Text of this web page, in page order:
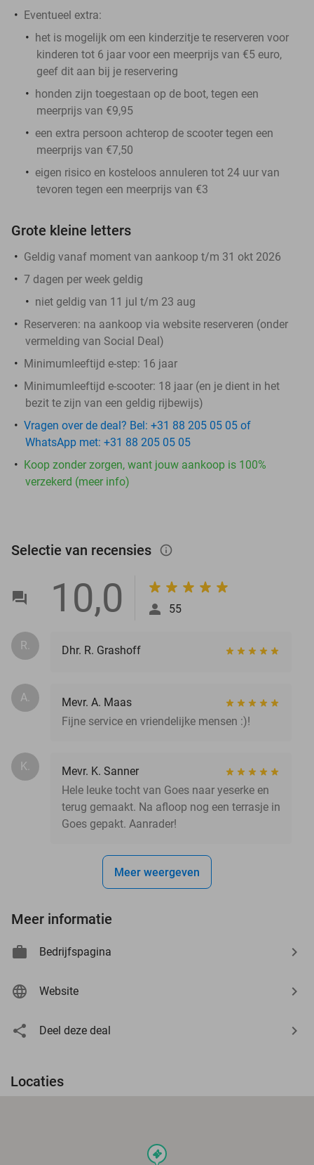
Eventueel extra:
het is mogelijk om een kinderzitje te reserveren voor
kinderen tot 6 jaar voor een meerprijs van €5 euro,
geef dit aan bij je reservering
honden zijn toegestaan op de boot, tegen een
meerprijs van €9,95
een extra persoon achterop de scooter tegen een
meerprijs van €7,50
eigen risico en kosteloos annuleren tot 24 uur van
tevoren tegen een meerprijs van €3
Grote kleine letters
Geldig vanaf moment van aankoop t/m 31 okt 2026
7 dagen per week geldig
niet geldig van 11 jul t/m 23 aug
Reserveren: na aankoop via website reserveren (onder
vermelding van Social Deal)
Minimumleeftijd e-step: 16 jaar
Minimumleeftijd e-scooter: 18 jaar (en je dient in het
bezit te zijn van een geldig rijbewijs)
Vragen over de deal? Bel: +31 88 205 05 05 of
WhatsApp met: +31 88 205 05 05
Koop zonder zorgen, want jouw aankoop is 100%
verzekerd (meer info)
Selectie van recensies info_outlined
10,0 55
R. Dhr. R. Grashoff
A.
Mevr. A. Maas
Fijne service en vriendelijke mensen :)!
K.
Mevr. K. Sanner
Hele leuke tocht van Goes naar yeserke en
terug gemaakt. Na afloop nog een terrasje in
Goes gepakt. Aanrader!
Meer weergeven
Meer informatie
Bedrijfspagina
Website
Deel deze deal
Locaties
events